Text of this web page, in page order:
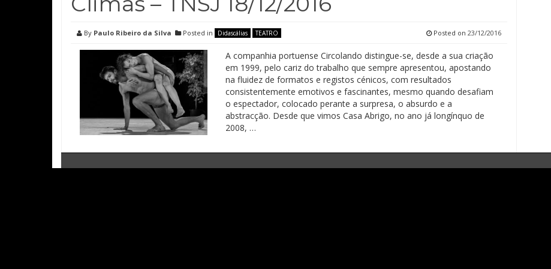
By Paulo Ribeiro da Silva Posted in Didascálias TEATRO Posted on 23/12/2016
A companhia portuense Circolando distingue-se, desde a sua criação
em 1999, pelo cariz do trabalho que sempre apresentou, apostando
na fluidez de formatos e registos cénicos, com resultados
consistentemente emotivos e fascinantes, mesmo quando desafiam
o espectador, colocado perante a surpresa, o absurdo e a
abstracção. Desde que vimos Casa Abrigo, no ano já longínquo de
2008, …